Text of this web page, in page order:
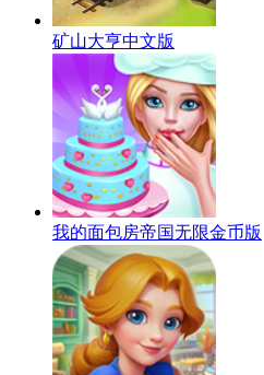
矿山大亨中文版
我的面包房帝国无限金币版